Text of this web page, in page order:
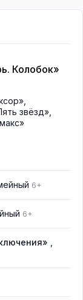
Колобок»
звёзд»
6+
6+